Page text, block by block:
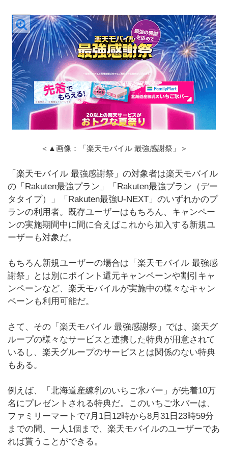
＜▲画像：「楽天モバイル 最強感謝祭」＞
「楽天モバイル 最強感謝祭」の対象者は楽天モバイル
の「Rakuten最強プラン」「Rakuten最強プラン（デー
タタイプ）」「Rakuten最強U-NEXT」のいずれかのプ
ランの利用者。既存ユーザーはもちろん、キャンペー
ンの実施期間中に間に合えばこれから加入する新規ユ
ーザーも対象だ。
もちろん新規ユーザーの場合は「楽天モバイル 最強感
謝祭」とは別にポイント還元キャンペーンや割引キャ
ンペーンなど、楽天モバイルが実施中の様々なキャン
ペーンも利用可能だ。
さて、その「楽天モバイル 最強感謝祭」では、楽天グ
ループの様々なサービスと連携した特典が用意されて
いるし、楽天グループのサービスとは関係のない特典
もある。
例えば、「北海道産練乳のいちご氷バー」が先着10万
名にプレゼントされる特典だ。このいちご氷バーは、
ファミリーマートで7月1日12時から8月31日23時59分
までの間、一人1個まで、楽天モバイルのユーザーであ
れば貰うことができる。